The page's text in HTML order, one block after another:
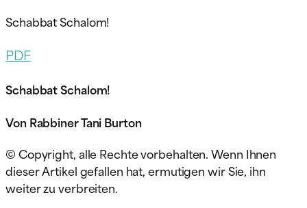
Schabbat Schalom!
PDF
Schabbat Schalom!
Von Rabbiner Tani Burton
© Copyright, alle Rechte vorbehalten. Wenn Ihnen
dieser Artikel gefallen hat, ermutigen wir Sie, ihn
weiter zu verbreiten.